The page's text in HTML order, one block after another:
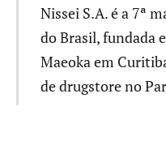
Nissei S.A. é a 7ª
do Brasil, fundada
Maeoka em
de drugstore no